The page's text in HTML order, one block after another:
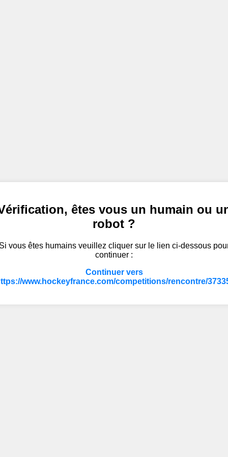
êtes vous un humain ou
robot ?
vous êtes humains veuillez cliquer sur le lien ci-dessous
continuer :
Continuer vers
www.hockeyfrance.com/competitions/rencontre/